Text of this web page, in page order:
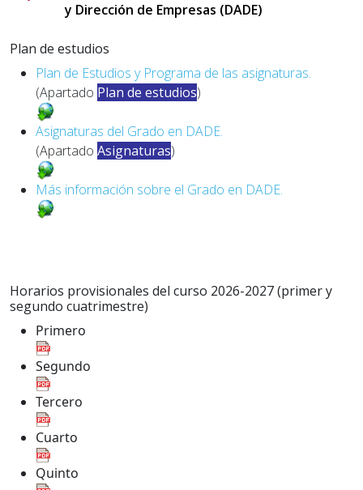
y Dirección de Empresas (DADE)
Plan de estudios
Plan de Estudios y Programa de las asignaturas.
(Apartado Plan de estudios)
Asignaturas del Grado en DADE.
(Apartado Asignaturas)
Más información sobre el Grado en DADE.
Horarios provisionales del curso 2026-2027 (primer y
segundo cuatrimestre)
Primero
Segundo
Tercero
Cuarto
Quinto